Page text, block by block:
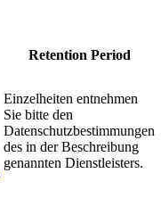
Retention Period
Einzelheiten entnehmen
Sie bitte den
Datenschutzbestimmungen
des in der Beschreibung
genannten Dienstleisters.